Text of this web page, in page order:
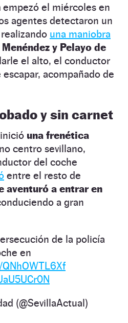
empezó el miércoles en
agentes detectaron un
una maniobra
y Pelayo de
el alto, el conductor
acompañado de
y sin carnet
una frenética
centro sevillano,
del coche
entre el resto de
aventuró a entrar en
a gran
de la policía
en
(@SevillaActual)